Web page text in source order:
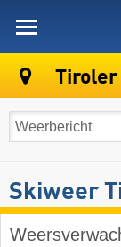
Tiroler
Skiweer